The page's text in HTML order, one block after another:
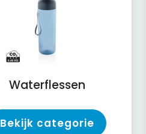
Waterflessen
Bekijk categorie